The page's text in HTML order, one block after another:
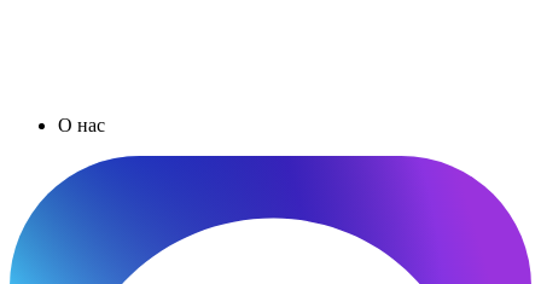
О нас